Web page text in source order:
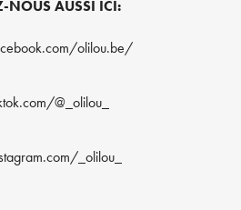
NOUS AUSSI ICI:
olilou.be/
@_olilou_
_olilou_